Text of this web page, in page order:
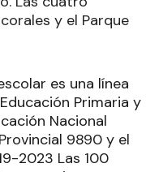
y el Parque
es una línea
Primaria y
Nacional
9890 y el
2023 Las 100